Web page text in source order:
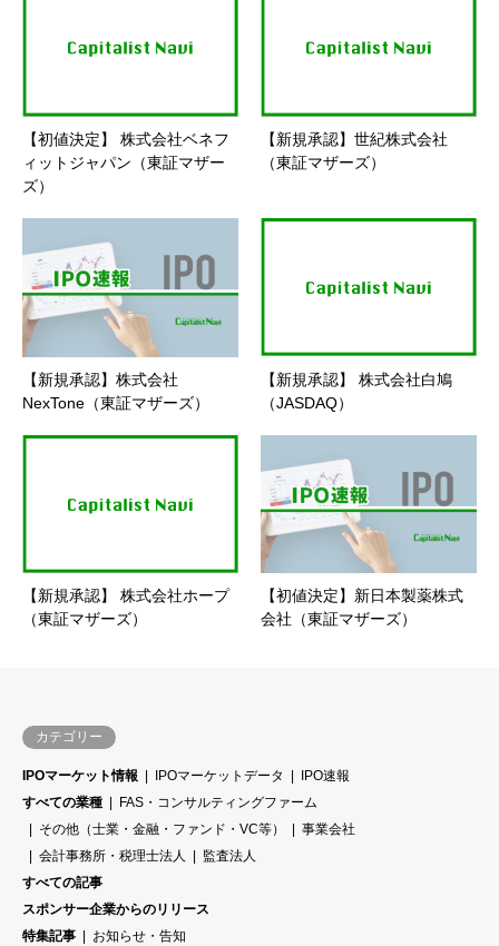
【初値決定】 株式会社ベネフ
ィットジャパン（東証マザー
ズ）
【新規承認】世紀株式会社
（東証マザーズ）
【新規承認】株式会社
NexTone（東証マザーズ）
【新規承認】 株式会社白鳩
（JASDAQ）
【新規承認】 株式会社ホープ
（東証マザーズ）
【初値決定】新日本製薬株式
会社（東証マザーズ）
カテゴリー
IPOマーケット情報 IPOマーケットデータ
IPO速報
すべての業種
FAS・コンサルティングファーム
その他（士業・金融・ファンド・VC等）
事業会社
会計事務所・税理士法人
監査法人
すべての記事
スポンサー企業からのリリース
特集記事
お知らせ・告知